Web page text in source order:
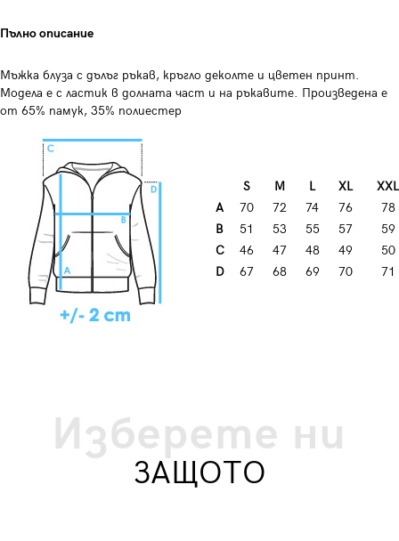
Пълно описание
Мъжка блуза с дълъг ръкав, кръгло деколте и цветен принт.
Модела е с ластик в долната част и на ръкавите. Произведена е
от 65% памук, 35% полиестер
S M L XL
XXL
A
70 72 74 76
78
B
51 53 55 57
59
C
46 47 48 49
50
D
67 68 69 70 71
Изберете ни
ЗАЩОТО